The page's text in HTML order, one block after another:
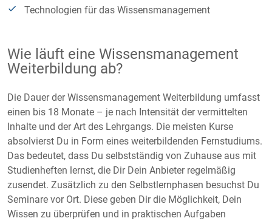
Technologien für das Wissensmanagement
Wie läuft eine Wissensmanagement
Weiterbildung ab?
Die Dauer der Wissensmanagement Weiterbildung umfasst
einen bis 18 Monate – je nach Intensität der vermittelten
Inhalte und der Art des Lehrgangs. Die meisten Kurse
absolvierst Du in Form eines weiterbildenden Fernstudiums.
Das bedeutet, dass Du selbstständig von Zuhause aus mit
Studienheften lernst, die Dir Dein Anbieter regelmäßig
zusendet. Zusätzlich zu den Selbstlernphasen besuchst Du
Seminare vor Ort. Diese geben Dir die Möglichkeit, Dein
Wissen zu überprüfen und in praktischen Aufgaben